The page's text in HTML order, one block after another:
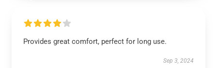
Provides great comfort, perfect for long use.
Sep 3, 2024